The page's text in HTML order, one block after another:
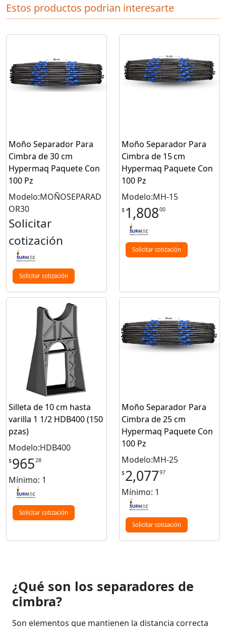
Estos productos podrian interesarte
Moño Separador Para
Cimbra de 30 cm
Hypermaq Paquete Con
100 Pz
Modelo:MOÑOSEPARAD
OR30
Solicitar
cotización
Solicitar cotización
Moño Separador Para
Cimbra de 15 cm
Hypermaq Paquete Con
100 Pz
Modelo:MH-15
$ 1,80800
Solicitar cotización
Silleta de 10 cm hasta
varilla 1 1/2 HDB400 (150
pzas)
Modelo:HDB400
$965 28
Mínimo: 1
Solicitar cotización
Moño Separador Para
Cimbra de 25 cm
Hypermaq Paquete Con
100 Pz
Modelo:MH-25
$2,07797
Mínimo: 1
Solicitar cotización
¿Qué son los separadores de
cimbra?
Son elementos que mantienen la distancia correcta